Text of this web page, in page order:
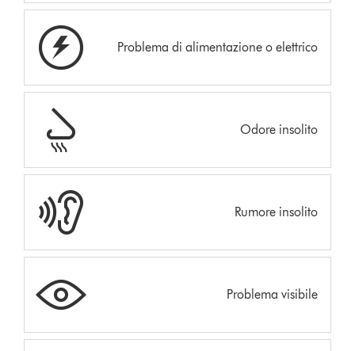
Problema di alimentazione o elettrico
Odore insolito
Rumore insolito
Problema visibile